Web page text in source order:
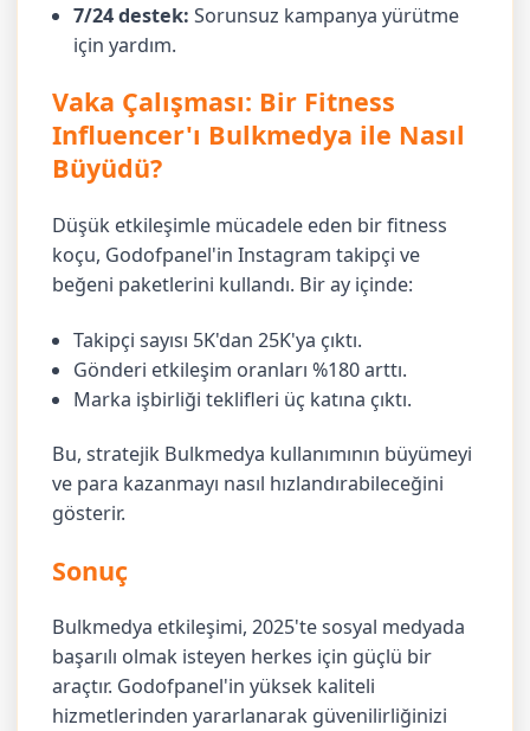
7/24 destek: Sorunsuz kampanya yürütme
için yardım.
Vaka Çalışması: Bir Fitness
Influencer'ı Bulkmedya ile Nasıl
Büyüdü?
Düşük etkileşimle mücadele eden bir fitness
koçu, Godofpanel'in Instagram takipçi ve
beğeni paketlerini kullandı. Bir ay içinde:
Takipçi sayısı 5K'dan 25K'ya çıktı.
Gönderi etkileşim oranları %180 arttı.
Marka işbirliği teklifleri üç katına çıktı.
Bu, stratejik Bulkmedya kullanımının büyümeyi
ve para kazanmayı nasıl hızlandırabileceğini
gösterir.
Sonuç
Bulkmedya etkileşimi, 2025'te sosyal medyada
başarılı olmak isteyen herkes için güçlü bir
araçtır. Godofpanel'in yüksek kaliteli
hizmetlerinden yararlanarak güvenilirliğinizi